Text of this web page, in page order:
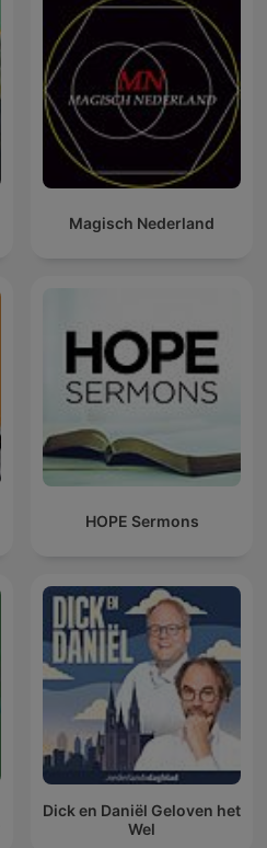
Magisch Nederland
HOPE Sermons
Dick en Daniël Geloven het
Wel